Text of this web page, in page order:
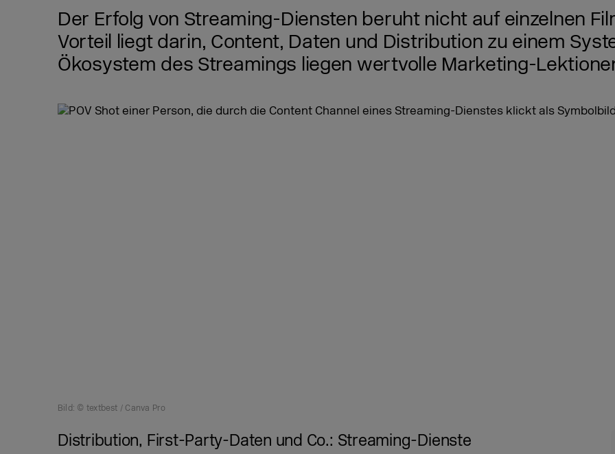
Der Erfolg von Streaming-Diensten beruht nicht auf einzelnen
Vorteil liegt darin, Content, Daten und Distribution zu einem
Ökosystem des Streamings liegen wertvolle Marketing-
Bild: © textbest / Canva Pro
Distribution, First-Party-Daten und Co.: Streaming-Dienste